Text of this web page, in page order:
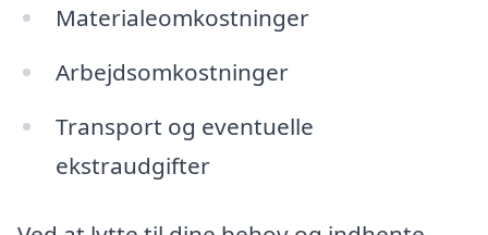
Materialeomkostninger
Arbejdsomkostninger
Transport og eventuelle
ekstraudgifter